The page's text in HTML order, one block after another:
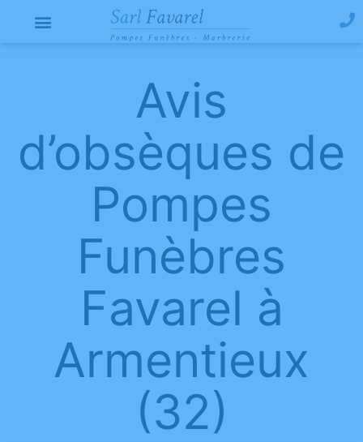
Avis
d’obsèques de
Pompes
Funèbres
Favarel à
Armentieux
(32)